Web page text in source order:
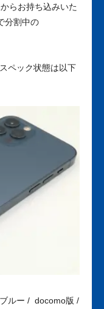
らお持ち込みいた
分割中の
ペック状態は以下
ルー / docomo版 /